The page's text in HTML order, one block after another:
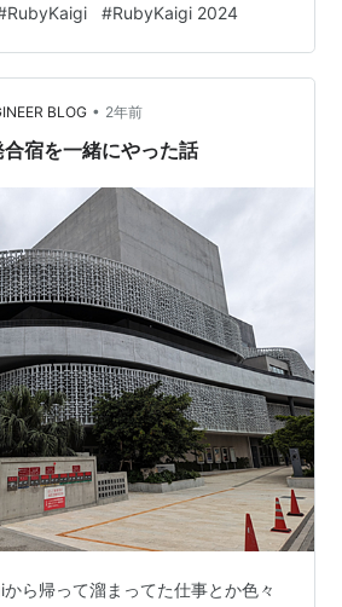
の会期中にリリースされた学
熱心に遊んでいる*1ほか、 同じ
あるヴイアライヴ、その中でも特
る こすも)を応援*2しています。 ア
ているのでアイマスで…
RubyKaigi #RubyKaigi 2024
BLOG • 2年前
宿を一緒にやった話
ら帰って溜まってた仕事とか色々